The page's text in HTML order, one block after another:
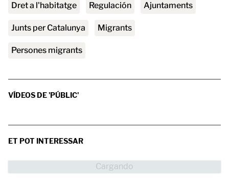
Dret a l'habitatge regulación ajuntaments
Junts per Catalunya migrants
persones migrants
VÍDEOS DE 'PÚBLIC'
ET POT INTERESSAR